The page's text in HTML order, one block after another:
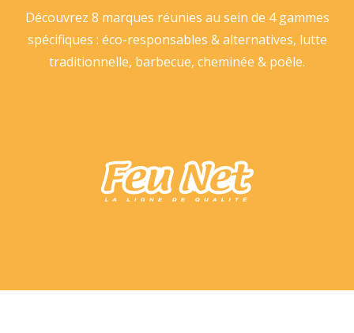
Découvrez 8 marques réunies au sein de 4 gammes
spécifiques : éco-responsables & alternatives, lutte
traditionnelle, barbecue, cheminée & poêle.